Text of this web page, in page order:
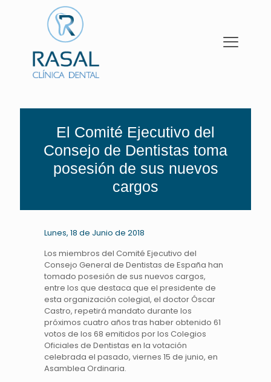
El Comité Ejecutivo del
Consejo de Dentistas toma
posesión de sus nuevos
cargos
Lunes, 18 de Junio de 2018
Los miembros del Comité Ejecutivo del
Consejo General de Dentistas de España han
tomado posesión de sus nuevos cargos,
entre los que destaca que el presidente de
esta organización colegial, el doctor Óscar
Castro, repetirá mandato durante los
próximos cuatro años tras haber obtenido 61
votos de los 68 emitidos por los Colegios
Oficiales de Dentistas en la votación
celebrada el pasado, viernes 15 de junio, en
Asamblea Ordinaria.